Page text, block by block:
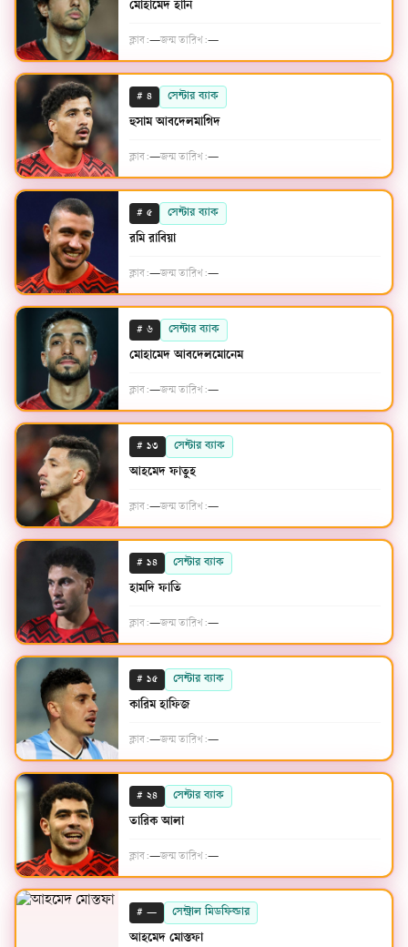
মোহামেদ হানি
ক্লাব:—জন্ম তারিখ:—
# ৪ সেন্টার ব্যাক
হুসাম আবদেলমাগিদ
ক্লাব:—জন্ম তারিখ:—
# ৫ সেন্টার ব্যাক
রমি রাবিয়া
ক্লাব:—জন্ম তারিখ:—
# ৬ সেন্টার ব্যাক
মোহামেদ আবদেলমোনেম
ক্লাব:—জন্ম তারিখ:—
# ১৩ সেন্টার ব্যাক
আহমেদ ফাতুহ
ক্লাব:—জন্ম তারিখ:—
# ১৪ সেন্টার ব্যাক
হামদি ফাতি
ক্লাব:—জন্ম তারিখ:—
# ১৫ সেন্টার ব্যাক
কারিম হাফিজ
ক্লাব:—জন্ম তারিখ:—
# ২৪ সেন্টার ব্যাক
তারিক আলা
ক্লাব:—জন্ম তারিখ:—
# — সেন্ট্রাল মিডফিল্ডার
আহমেদ মোস্তফা